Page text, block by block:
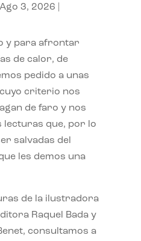
Ago 3, 2026
y para afrontar
de calor, de
pedido a unas
criterio nos
de faro y nos
lecturas que, por lo
salvadas del
les demos una
de la ilustradora
Raquel Bada y
consultamos a